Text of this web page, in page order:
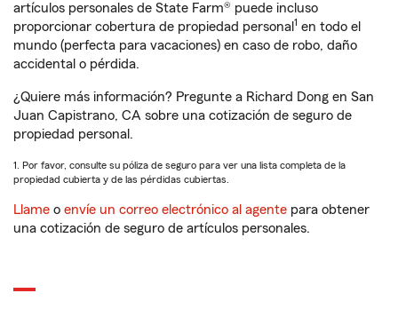
artículos personales de State Farm® puede incluso
proporcionar cobertura de propiedad personal 1 en todo el
mundo (perfecta para vacaciones) en caso de robo, daño
accidental o pérdida.
¿Quiere más información? Pregunte a Richard Dong en San
Juan Capistrano, CA sobre una cotización de seguro de
propiedad personal.
1. Por favor, consulte su póliza de seguro para ver una lista completa de la
propiedad cubierta y de las pérdidas cubiertas.
Llame o envíe un correo electrónico al agente para obtener
una cotización de seguro de artículos personales.